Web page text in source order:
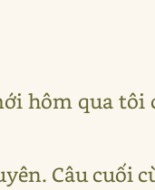
hôm qua tôi
Câu cuối